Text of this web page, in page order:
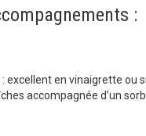
:
excellent en vinaigrette ou
accompagnée d’un